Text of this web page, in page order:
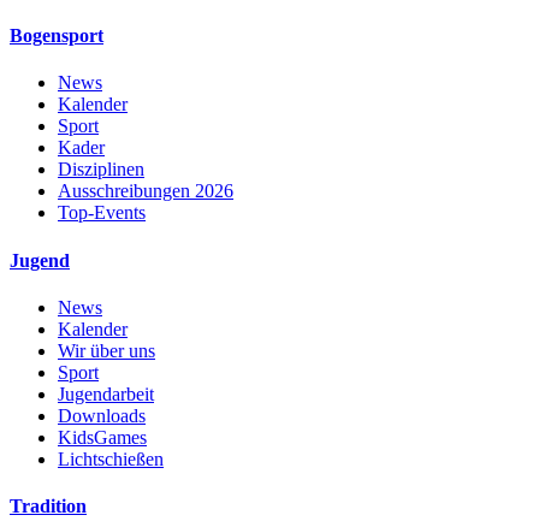
Bogensport
News
Kalender
Sport
Kader
Disziplinen
Ausschreibungen 2026
Top-Events
Jugend
News
Kalender
Wir über uns
Sport
Jugendarbeit
Downloads
KidsGames
Lichtschießen
Tradition